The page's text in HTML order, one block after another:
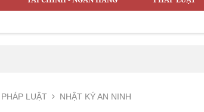
PHÁP LUẬT NHẬT KÝ AN NINH